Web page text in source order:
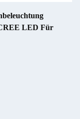
LED Für